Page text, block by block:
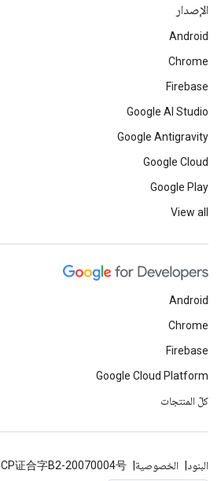
الإصدار
Android
Chrome
Firebase
Google AI Studio
Google Antigravity
Google Cloud
Google Play
View all
Android
Chrome
Firebase
Google Cloud Platform
كلّ المنتجات
البنود الخصوصية ICP证合字B2-20070004号